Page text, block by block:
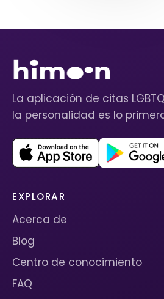
La aplicación de citas
la personalidad es lo
EXPLORAR
Acerca de
Blog
Centro de conocimiento
FAQ